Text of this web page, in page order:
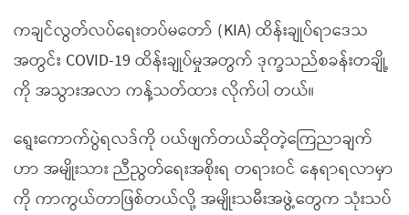
ကချင်လွတ်လပ်ရေးတပ်မတော် (KIA) ထိန်းချုပ်ရာဒေသ
အတွင်း COVID-19 ထိန်းချုပ်မှုအတွက် ဒုက္ခသည်စခန်းတချို့
ကို အသွားအလာ ကန့်သတ်ထား လိုက်ပါ တယ်။
ရွေးကောက်ပွဲရလဒ်ကို ပယ်ဖျက်တယ်ဆိုတဲ့ကြေညာချက်
ဟာ အမျိုးသား ညီညွတ်ရေးအစိုးရ တရားဝင် နေရာရလာမှာ
ကို ကာကွယ်တာဖြစ်တယ်လို့ အမျိုးသမီးအဖွဲ့တွေက သုံးသပ်